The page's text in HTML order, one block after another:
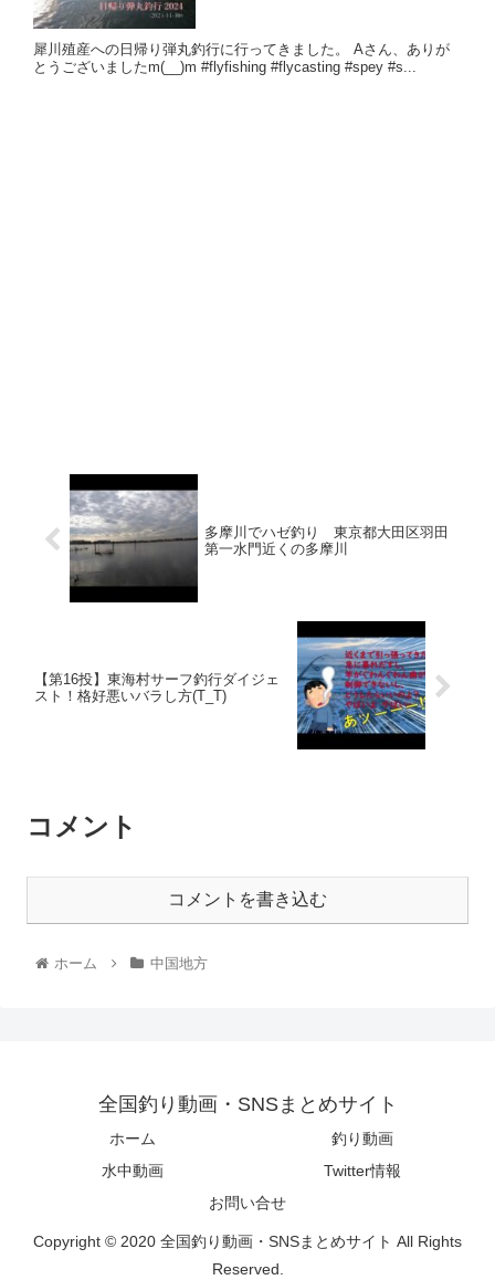
犀川殖産への日帰り弾丸釣行に行ってきました。 Aさん、ありが
とうございましたm(__)m #flyfishing #flycasting #spey #s...
多摩川でハゼ釣り 東京都大田区羽田
第一水門近くの多摩川
【第16投】東海村サーフ釣行ダイジェ
スト！格好悪いバラし方(T_T)
コメント
コメントを書き込む
ホーム 中国地方
全国釣り動画・SNSまとめサイト
ホーム
釣り動画
水中動画
Twitter情報
お問い合せ
Copyright © 2020 全国釣り動画・SNSまとめサイト All Rights
Reserved.